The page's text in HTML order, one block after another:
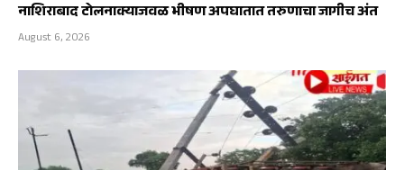
नाशिराबाद टोलनाक्याजवळ भीषण अपघातात तरुणाचा जागीच अंत
August 6, 2026